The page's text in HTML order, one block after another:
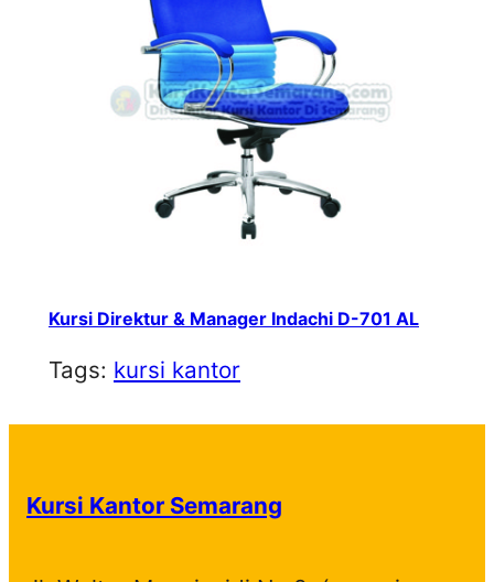
Kursi Direktur & Manager Indachi D-701 AL
Tags: kursi kantor
Kursi Kantor Semarang